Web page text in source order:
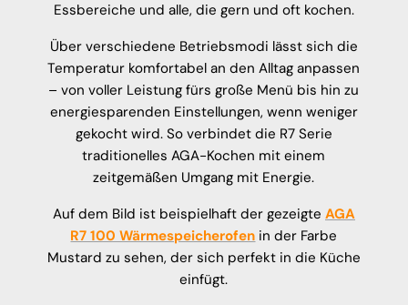
Essbereiche und alle, die gern und oft kochen.
Über verschiedene Betriebsmodi lässt sich die
Temperatur komfortabel an den Alltag anpassen
– von voller Leistung fürs große Menü bis hin zu
energiesparenden Einstellungen, wenn weniger
gekocht wird. So verbindet die R7 Serie
traditionelles AGA-Kochen mit einem
zeitgemäßen Umgang mit Energie.
Auf dem Bild ist beispielhaft der gezeigte AGA
R7 100 Wärmespeicherofen in der Farbe
Mustard zu sehen, der sich perfekt in die Küche
einfügt.